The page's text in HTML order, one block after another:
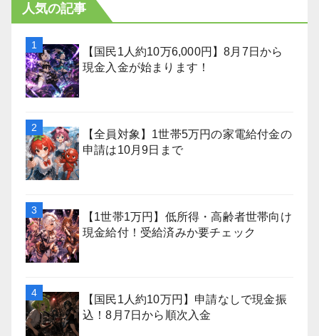
人気の記事
【国民1人約10万6,000円】8月7日から
現金入金が始まります！
【全員対象】1世帯5万円の家電給付金の
申請は10月9日まで
【1世帯1万円】低所得・高齢者世帯向け
現金給付！受給済みか要チェック
【国民1人約10万円】申請なしで現金振
込！8月7日から順次入金